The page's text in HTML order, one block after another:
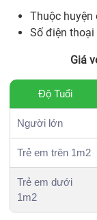
Thuộc huyện
Số điện
Giá
Độ Tuổi
Người lớn
Trẻ em trên 1m2
Trẻ em dưới
1m2